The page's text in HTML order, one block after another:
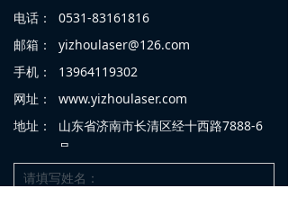
电话：
0531-83161816
邮箱：
yizhoulaser@126.com
手机：
13964119302
网址：
www.yizhoulaser.com
地址：
山东省济南市长清区经十西路7888-6
号